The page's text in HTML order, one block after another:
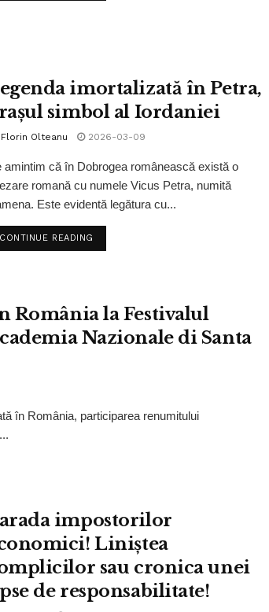
imortalizată în Petra,
simbol al Iordaniei
Florin Olteanu 2026-03-09
amintim că în Dobrogea românească există o
romană cu numele Vicus Petra, numită
Este evidentă legătura cu...
CONTINUE READING
România la Festivalul
Nazionale di Santa
în România, participarea renumitului
impostorilor
Liniștea
sau cronica unei
de responsabilitate!